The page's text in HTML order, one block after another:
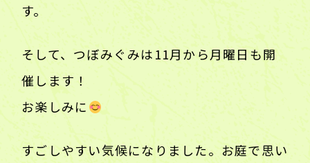
す。
そして、つぼみぐみは11月から月曜日も開
催します！
お楽しみに
すごしやすい気候になりました。お庭で思い